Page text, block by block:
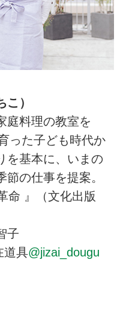
）
庭料理の教室を
った子ども時代か
を基本に、いまの
の仕事を提案。
命 』（文化出版
子
道具@jizai_dougu